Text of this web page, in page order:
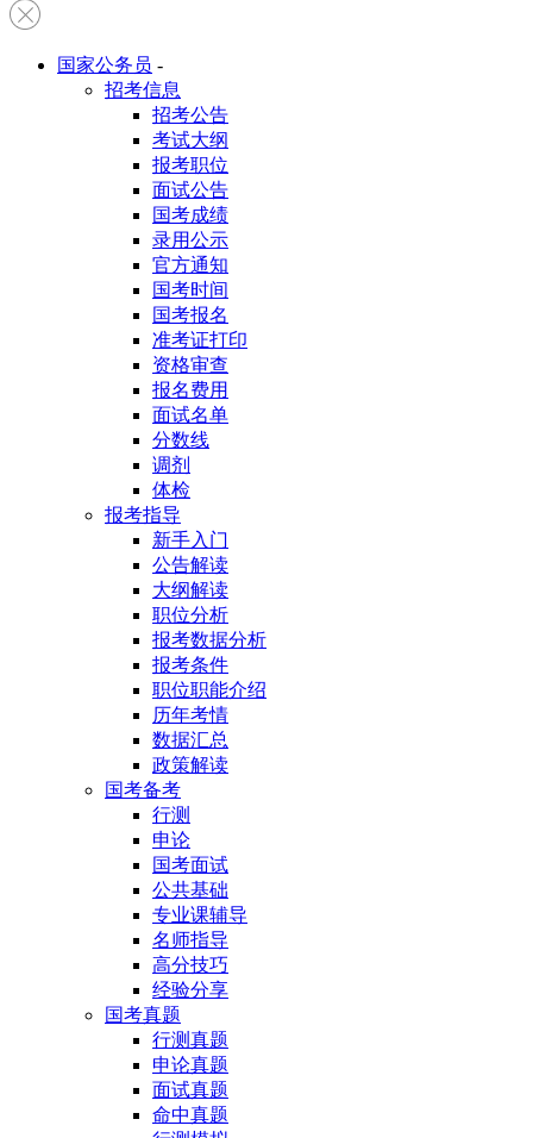
国家公务员 -
招考信息
招考公告
考试大纲
报考职位
面试公告
国考成绩
录用公示
官方通知
国考时间
国考报名
准考证打印
资格审查
报名费用
面试名单
分数线
调剂
体检
报考指导
新手入门
公告解读
大纲解读
职位分析
报考数据分析
报考条件
职位职能介绍
历年考情
数据汇总
政策解读
国考备考
行测
申论
国考面试
公共基础
专业课辅导
名师指导
高分技巧
经验分享
国考真题
行测真题
申论真题
面试真题
命中真题